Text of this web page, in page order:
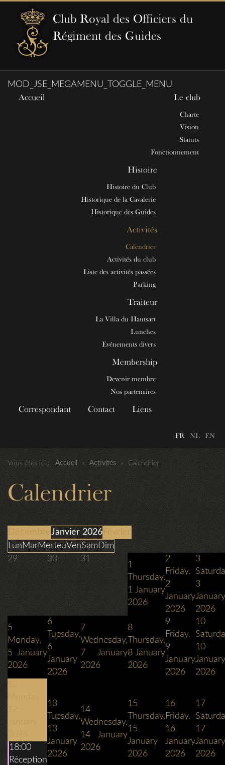
Club Royal des Officiers du
Régiment des Guides
MOD_JSE_MEGAMENU_TOGGLE_MENU
Accueil Le club
Charte
Vision
Statuts
Fonctionnement
Histoire
Histoire du Club
Historique de la Cavalerie
Historique des Guides
Activités
Calendrier
Activités du club
Liste des activités passées
Parking
Traiteur
La Villa du Hautsart
Lunches
Evénements divers
Membership
Devenir membre
Nos partenaires
Correspondant Contact Liens
FR NL EN
Vous êtes ici : Accueil » Activités » Calendrier
Calendrier
Janvier 2026
LunMarMerJeuVenSamDim
29
30 31
1
Thursday,
1 January
2026
2
Friday,
2
January
2026
3
3
January
2026
5
Monday,
5 January
2026
6
Tuesday,
6
January
2026
7
Wednesday,
7 January
2026
8
Thursday,
8 January
2026
9
Friday,
9
January
2026
10
10
January
2026
18:00
Réception
13
Tuesday,
13
January
2026
14
Wednesday,
14 January
2026
15
Thursday,
15
January
2026
16
Friday,
16
January
2026
17
17
January
2026